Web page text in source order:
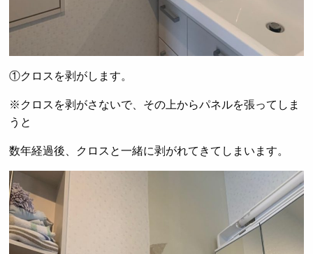
①クロスを剥がします。
※クロスを剥がさないで、その上からパネルを張ってしま
うと
数年経過後、クロスと一緒に剥がれてきてしまいます。